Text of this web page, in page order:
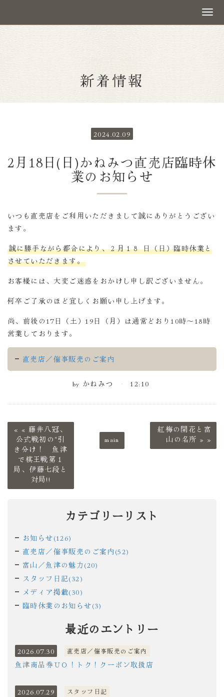
新着情報
2024.02.09
2月18日(日)かねみつ直売店臨時休
業のお知らせ
いつも直売店をご利用いただきまして誠にありがとうござい
ます。
誠に勝手ながら都合により、２月１８ 日（日）臨時休業と
させていただきます。
お客様には、大変ご迷惑をおかけし申し訳ございません。
何卒ご了承のほど宜しくお願い申し上げます。
尚、前後の17日（土）19日（月）は通常どおり10時～18時
営業しております。
直売店／催事販売のご案内
by かねみつ 12:10
« 藤井八冠、
公式戦初の“引
き分け！ 魚津
で棋王戦第１
局、伊藤七段と
対局!!
main
紅梅の開花と富
山の名所 »
カテゴリーリスト
お知らせ(126)
直売店／催事販売のご案内(52)
富山／魚津の魅力(20)
スタッフ日記(32)
メディア掲載(30)
臨時休業のお知らせ(3)
最近のエントリー
2026.07.30 直売店／催事販売のご案内
魚津商品券ＵＯ！トク！クーポン取扱店
2026.07.29 スタッフ日記